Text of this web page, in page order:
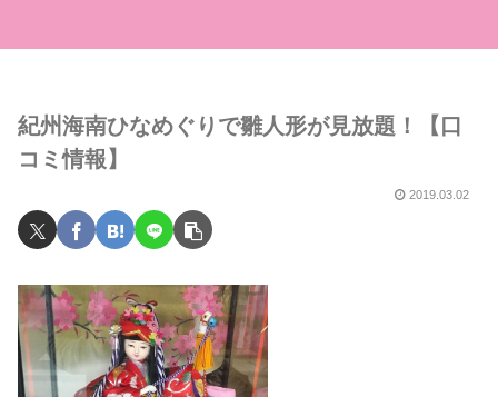
紀州海南ひなめぐりで雛人形が見放題！【口
コミ情報】
2019.03.02